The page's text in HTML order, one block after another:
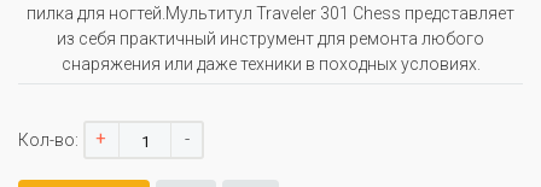
пилка для ногтей.Мультитул Traveler 301 Сhess представляет
из себя практичный инструмент для ремонта любого
снаряжения или даже техники в походных условиях.
Кол-во: + -